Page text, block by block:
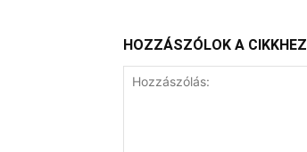
HOZZÁSZÓLOK A CIKKHEZ